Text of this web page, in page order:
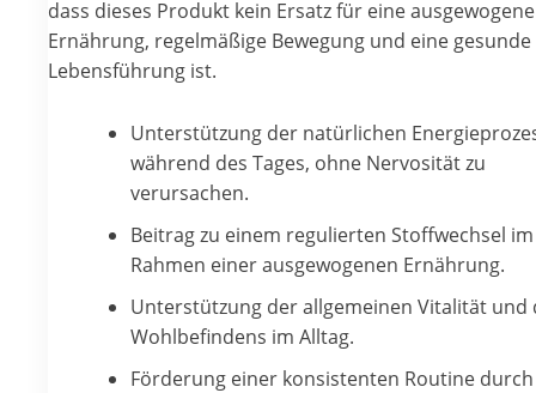
dass dieses Produkt kein Ersatz für eine ausgewogene
Ernährung, regelmäßige Bewegung und eine gesunde
Lebensführung ist.
Unterstützung der natürlichen
während des Tages, ohne Nervosität zu
verursachen.
Beitrag zu einem regulierten Stoffwechsel im
Rahmen einer ausgewogenen Ernährung.
Unterstützung der allgemeinen Vitalität und
Wohlbefindens im Alltag.
Förderung einer konsistenten Routine durch